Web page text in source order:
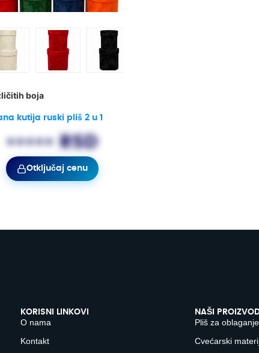
boja
kutija ruski pliš 2 u 1
••••• RSD
Otključaj cenu
KORISNI LINKOVI
O nama
Kontakt
NAŠI
Pliš za
Cvećarski